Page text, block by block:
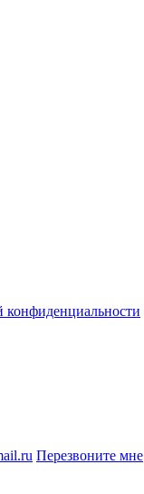
конфиденциальности
Перезвоните мне